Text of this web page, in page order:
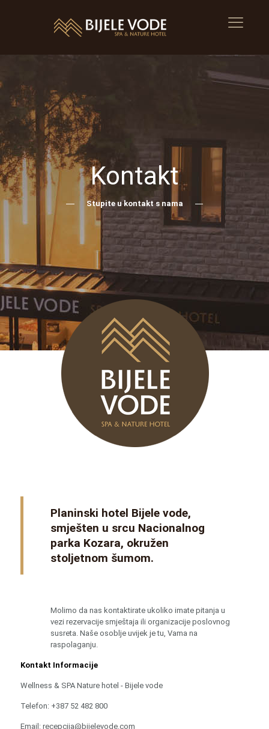
Kontakt
Stupite u kontakt s nama
Planinski hotel Bijele vode,
smješten u srcu Nacionalnog
parka Kozara, okružen
stoljetnom šumom.
Molimo da nas kontaktirate ukoliko imate pitanja u
vezi rezervacije smještaja ili organizacije poslovnog
susreta. Naše osoblje uvijek je tu, Vama na
raspolaganju.
Kontakt Informacije
Wellness & SPA Nature hotel - Bijele vode
Telefon: +387 52 482 800
Email: recepcija@bijelevode.com